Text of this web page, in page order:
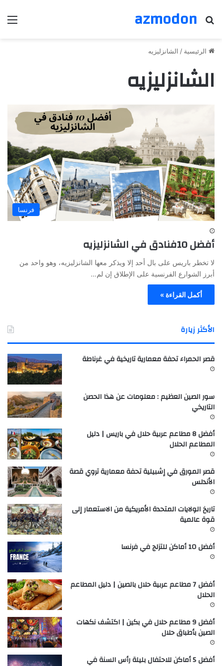
azmodon
بحث عن
الرئيسية / الشانزليزيه
الشانزليزيه
فرنسا
أفضل 10فنادق في الشانزليزيه
لا تخطر باريس على بال أحد إلا ويذكر معها الشانزليزيه، وهو واحد من
أبرز الشوارع الفرنسية على الإطلاق إن لم…
أكمل القراءة »
الأكثر زيارة
قصر الحمراء تحفة معمارية تاريخية في غرناطة
سور الصين العظيم : معلومات عن هذا الحصن
التاريخي
أفضل 8 مطاعم عربية حلال في باريس | دليل
المطاعم الحلال
قصر المورق في إشبيلية تحفة معمارية تروي قصة
الأندلس
تاريخ الولايات المتحدة الأمريكية من الاستعمار إلى
قوة عالمية
أفضل 10 أماكن للتزلج في فرنسا
أفضل 7 مطاعم عربية حلال بالصين | دليل المطاعم
الحلال
أفضل 9 مطاعم حلال في بكين | اكتشف نكهات
الصين بأطباق حلال
أفضل 5 أماكن للاحتفال بليلة رأس السنة في